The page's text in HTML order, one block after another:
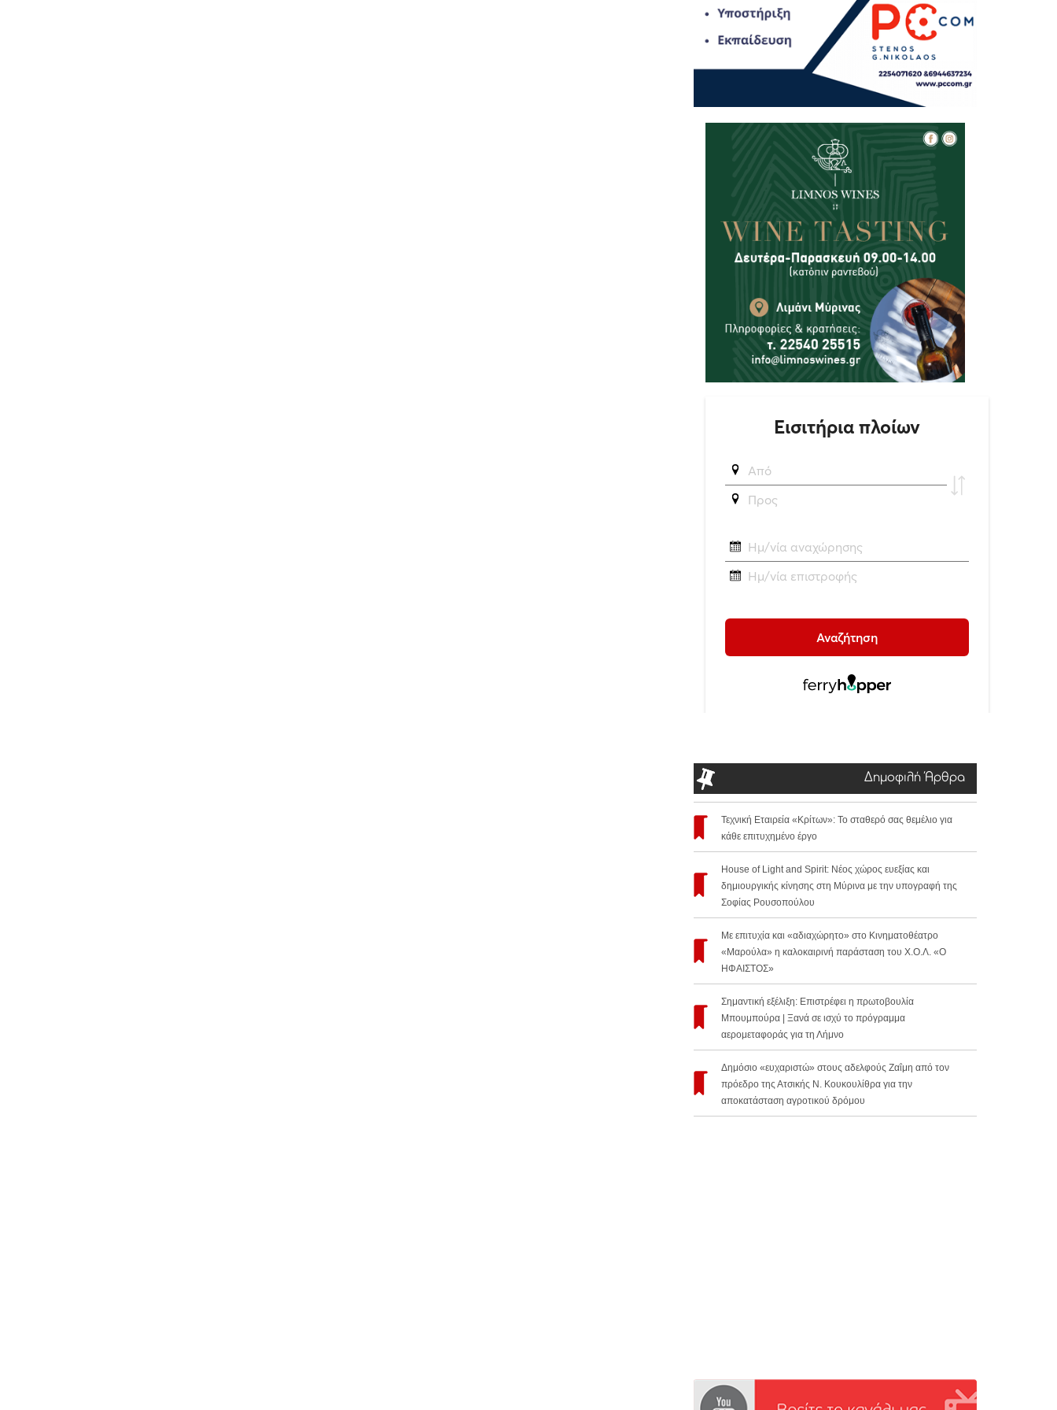
Δημοφιλή Άρθρα
Τεχνική Εταιρεία «Κρίτων»: Το σταθερό σας θεμέλιο για
κάθε επιτυχημένο έργο
House of Light and Spirit: Νέος χώρος ευεξίας και
δημιουργικής κίνησης στη Μύρινα με την υπογραφή της
Σοφίας Ρουσοπούλου
Με επιτυχία και «αδιαχώρητο» στο Κινηματοθέατρο
«Μαρούλα» η καλοκαιρινή παράσταση του Χ.Ο.Λ. «Ο
ΗΦΑΙΣΤΟΣ»
Σημαντική εξέλιξη: Επιστρέφει η πρωτοβουλία
Μπουμπούρα | Ξανά σε ισχύ το πρόγραμμα
αερομεταφοράς για τη Λήμνο
Δημόσιο «ευχαριστώ» στους αδελφούς Ζαΐμη από τον
πρόεδρο της Ατσικής Ν. Κουκουλίθρα για την
αποκατάσταση αγροτικού δρόμου